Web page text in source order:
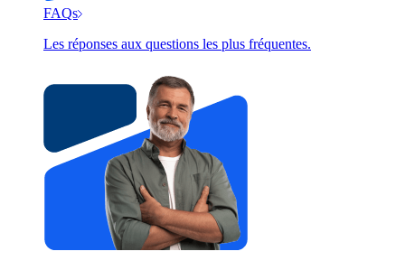
FAQs
Les réponses aux questions les plus fréquentes.